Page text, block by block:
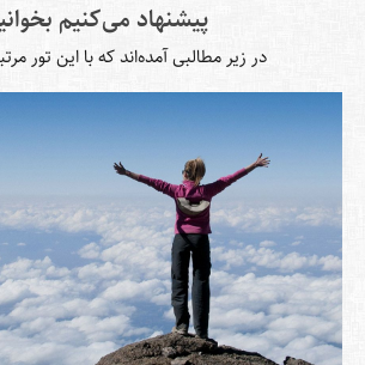
پیشنهاد می‌کنیم
در زیر مطالبی آمده‌اند که با این تور